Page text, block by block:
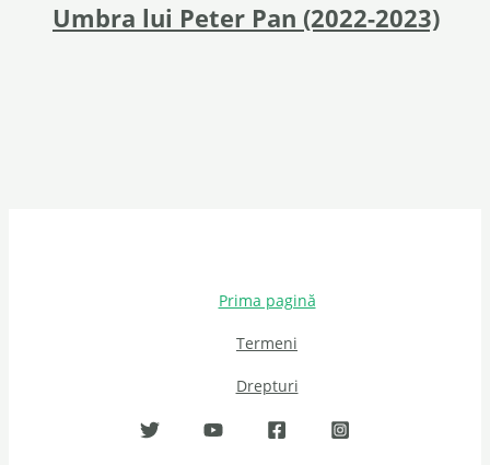
Umbra lui Peter Pan (2022-2023)
Prima pagină
Termeni
Drepturi